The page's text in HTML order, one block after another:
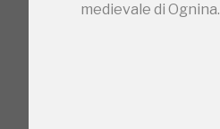
medievale di Ognina.